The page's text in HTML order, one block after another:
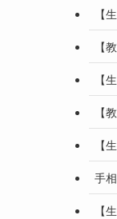
【
【
【
【
【
手
【